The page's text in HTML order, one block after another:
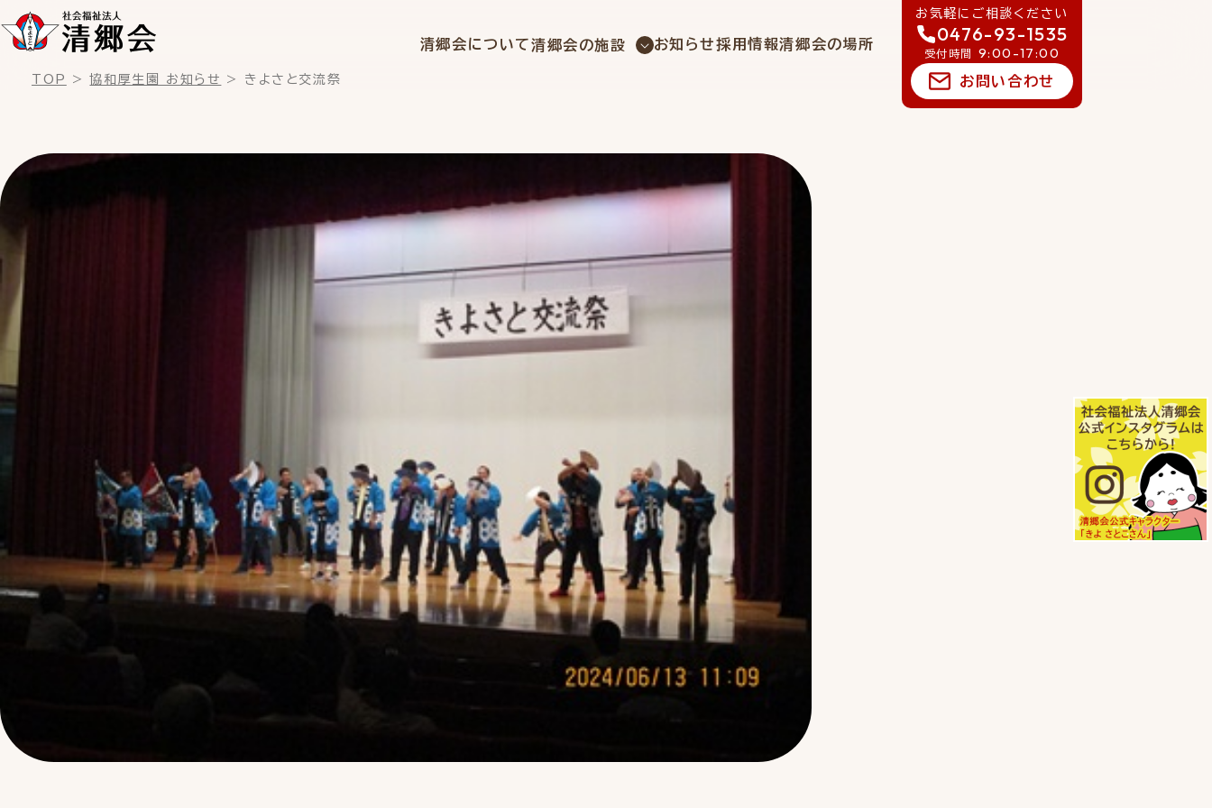
清郷会について清郷会の施設 お知らせ採用情報清郷会の場所
お気軽にご相談ください
0476-93-1535
受付時間 9:00-17:00
お問い合わせ
TOP 協和厚生園 お知らせ きよさと交流祭